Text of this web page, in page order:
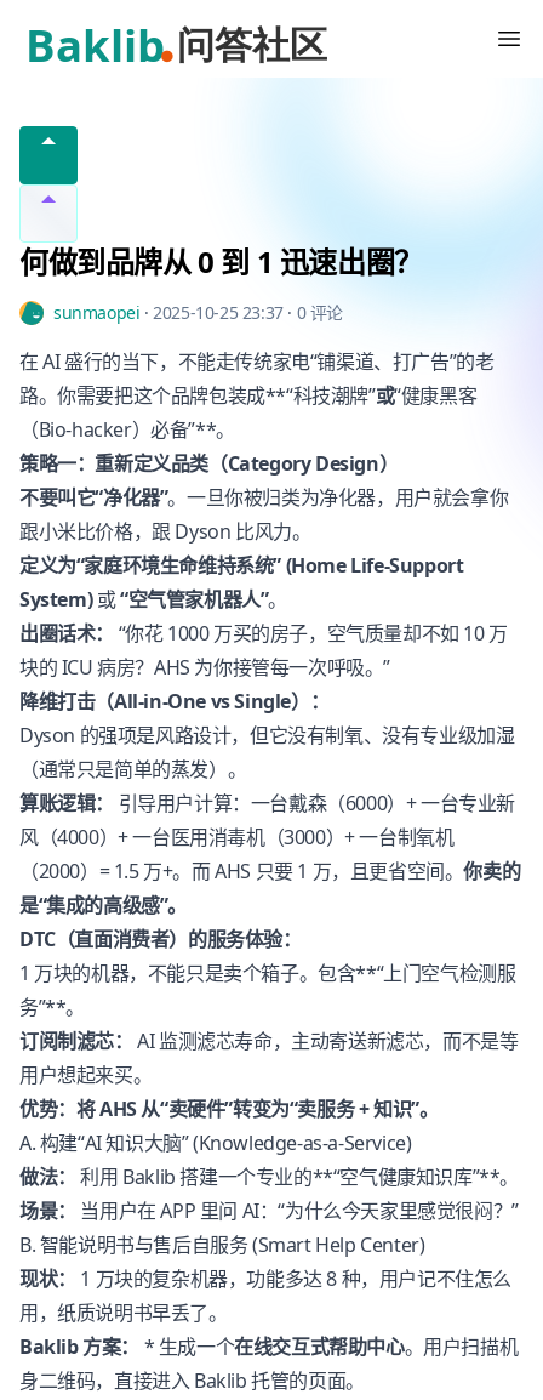
Baklib 客户问答社区
何做到品牌从 0 到 1 迅速出圈？
sunmaopei ·2025-10-25 23:37· 0 评论
在 AI 盛行的当下，不能走传统家电“铺渠道、打广告”的老
路。你需要把这个品牌包装成**“科技潮牌”或“健康黑客
（Bio-hacker）必备”**。
策略一：重新定义品类（Category Design）
不要叫它“净化器”。一旦你被归类为净化器，用户就会拿你
跟小米比价格，跟 Dyson 比风力。
定义为“家庭环境生命维持系统” (Home Life-Support
System)或“空气管家机器人”。
出圈话术：
“你花 1000 万买的房子，空气质量却不如 10 万
块的 ICU 病房？AHS 为你接管每一次呼吸。”
降维打击（All-in-One vs Single）：
Dyson 的强项是风路设计，但它没有制氧、没有专业级加湿
（通常只是简单的蒸发）。
算账逻辑：
引导用户计算：一台戴森（6000）+ 一台专业新
风（4000）+ 一台医用消毒机（3000）+ 一台制氧机
（2000）= 1.5 万+。而 AHS 只要 1 万，且更省空间。你卖的
是“集成的高级感”。
DTC（直面消费者）的服务体验：
1 万块的机器，不能只是卖个箱子。包含**“上门空气检测服
务”**。
订阅制滤芯： AI 监测滤芯寿命，主动寄送新滤芯，而不是等
用户想起来买。
优势：将 AHS 从“卖硬件”转变为“卖服务 + 知识”。
A. 构建“AI 知识大脑” (Knowledge-as-a-Service)
做法： 利用 Baklib 搭建一个专业的**“空气健康知识库”**。
场景：
当用户在 APP 里问 AI：“为什么今天家里感觉很闷？”
B. 智能说明书与售后自服务 (Smart Help Center)
现状：
1 万块的复杂机器，功能多达 8 种，用户记不住怎么
用，纸质说明书早丢了。
Baklib 方案：
* 生成一个在线交互式帮助中心。用户扫描机
身二维码，直接进入 Baklib 托管的页面。